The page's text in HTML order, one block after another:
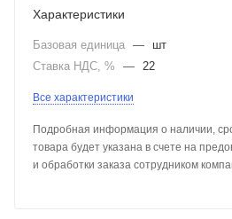
Характеристики
Базовая единица —
шт
Ставка НДС, %
— 22
Все характеристики
Подробная информация о наличии,
товара будет указана в счете на
и обработки заказа сотрудником